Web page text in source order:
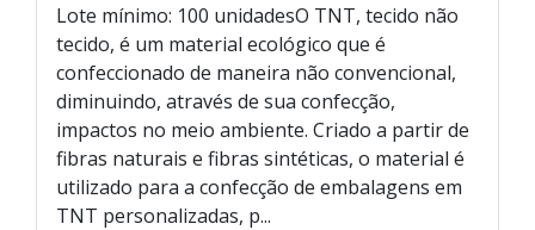
Lote mínimo: 100 unidadesO TNT, tecido não
tecido, é um material ecológico que é
confeccionado de maneira não convencional,
diminuindo, através de sua confecção,
impactos no meio ambiente. Criado a partir de
fibras naturais e fibras sintéticas, o material é
utilizado para a confecção de embalagens em
TNT personalizadas, p...